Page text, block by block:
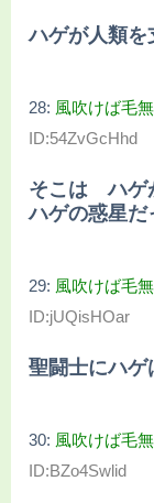
ハゲが人類を
28: 風吹けば毛
ID:54ZvGcHhd
そこは ハゲ
ハゲの惑星
29: 風吹けば毛
ID:jUQisHOar
聖闘士にハ
30: 風吹けば毛
ID:BZo4Swlid